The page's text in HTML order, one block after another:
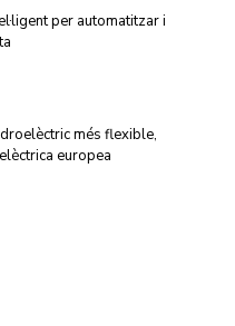
per automatitzar i
més flexible,
europea